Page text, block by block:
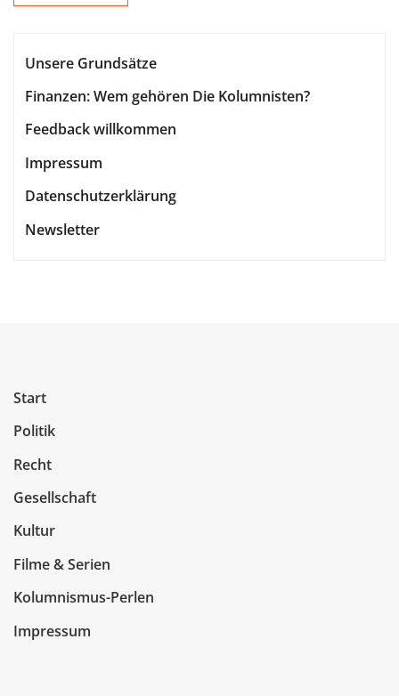
Unsere Grundsätze
Finanzen: Wem gehören Die Kolumnisten?
Feedback willkommen
Impressum
Datenschutzerklärung
Newsletter
Start
Politik
Recht
Gesellschaft
Kultur
Filme & Serien
Kolumnismus-Perlen
Impressum